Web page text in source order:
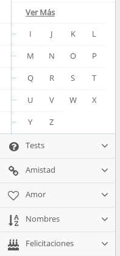
Ver Más
I
J K
L
M
N O
P
Q
R S
T
U
V W
X
Y
Z
Tests
Amistad
Amor
Nombres
Felicitaciones